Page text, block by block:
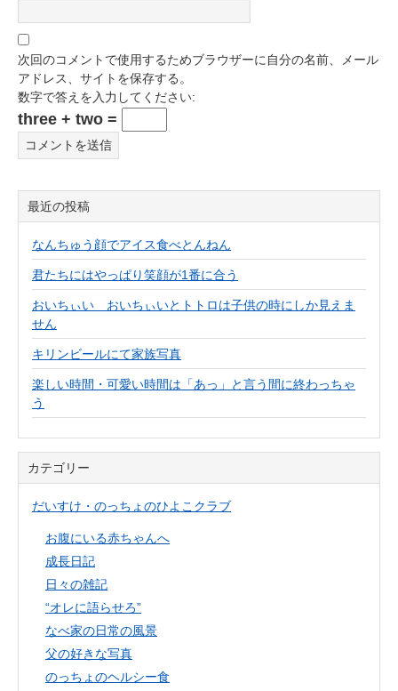
次回のコメントで使用するためブラウザーに自分の名前、メール
アドレス、サイトを保存する。
数字で答えを入力してください:
three + two =
最近の投稿
なんちゅう顔でアイス食べとんねん
君たちにはやっぱり笑顔が1番に合う
おいちぃい おいちぃいとトトロは子供の時にしか見えま
せん
キリンビールにて家族写真
楽しい時間・可愛い時間は「あっ」と言う間に終わっちゃ
う
カテゴリー
だいすけ・のっちょのひよこクラブ
お腹にいる赤ちゃんへ
成長日記
日々の雑記
“オレに語らせろ”
なべ家の日常の風景
父の好きな写真
のっちょのヘルシー食